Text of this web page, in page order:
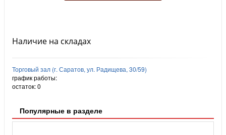
Наличие на складах
Торговый зал (г. Саратов, ул. Радищева, 30/59)
график работы:
остаток:0
Популярные в разделе